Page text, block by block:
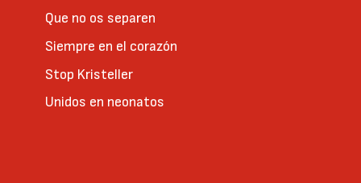
Que no os separen
Siempre en el corazón
Stop Kristeller
Unidos en neonatos